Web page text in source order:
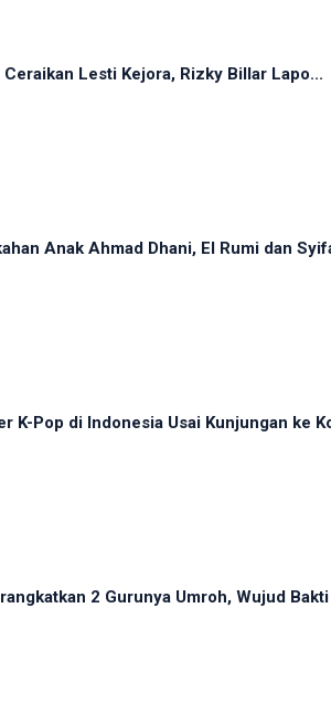
Lesti Kejora, Rizky Billar Lapo...
Anak Ahmad Dhani, El Rumi dan
K-Pop di Indonesia Usai Kunjungan ke
2 Gurunya Umroh, Wujud Bakti